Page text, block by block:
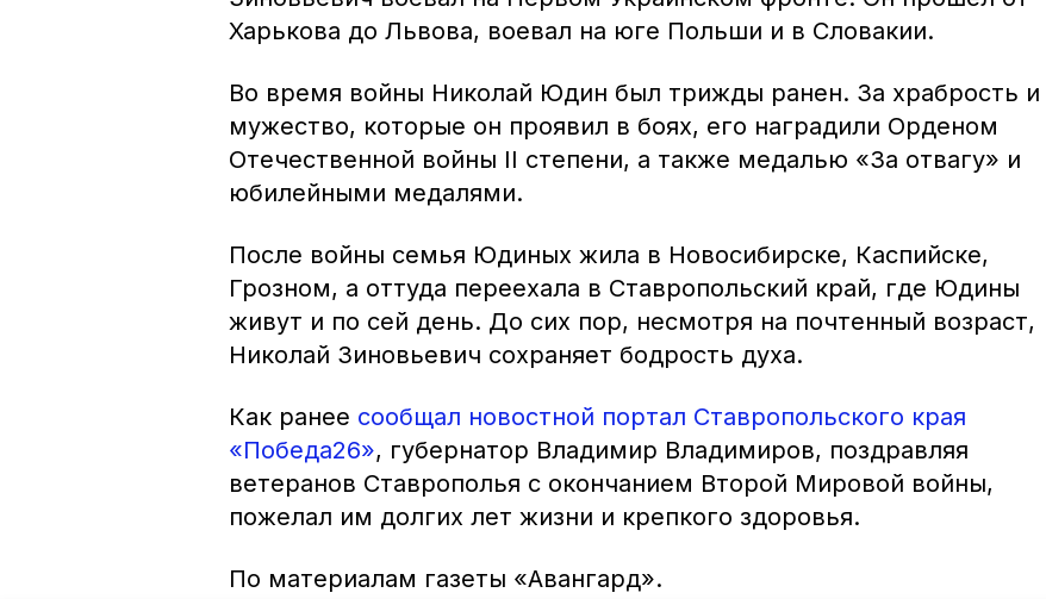
Харькова до Львова, воевал на юге Польши и в Словакии.
Во время войны Николай Юдин был трижды ранен. За храбрость и
мужество, которые он проявил в боях, его наградили Орденом
Отечественной войны II степени, а также медалью «За отвагу» и
юбилейными медалями.
После войны семья Юдиных жила в Новосибирске, Каспийске,
Грозном, а оттуда переехала в Ставропольский край, где Юдины
живут и по сей день. До сих пор, несмотря на почтенный возраст,
Николай Зиновьевич сохраняет бодрость духа.
Как ранее сообщал новостной портал Ставропольского края
«Победа26», губернатор Владимир Владимиров, поздравляя
ветеранов Ставрополья с окончанием Второй Мировой войны,
пожелал им долгих лет жизни и крепкого здоровья.
По материалам газеты «Авангард».